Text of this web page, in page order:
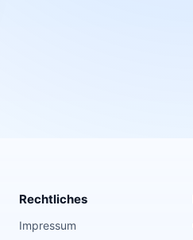
Rechtliches
Impressum